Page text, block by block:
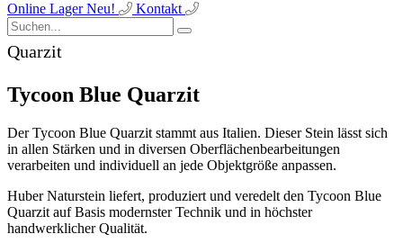
Online LagerNeu! Kontakt
Quarzit
Tycoon Blue Quarzit
Der Tycoon Blue Quarzit stammt aus Italien. Dieser Stein lässt sich
in allen Stärken und in diversen Oberflächenbearbeitungen
verarbeiten und individuell an jede Objektgröße anpassen.
Huber Naturstein liefert, produziert und veredelt den Tycoon Blue
Quarzit auf Basis modernster Technik und in höchster
handwerklicher Qualität.